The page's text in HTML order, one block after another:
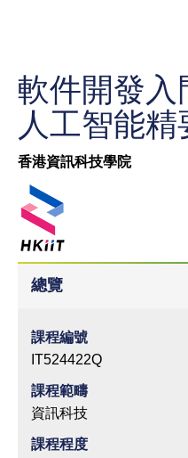
軟件開發入
人工智能精
香港資訊科技學院
總覽
課程編號
IT524422Q
課程範疇
資訊科技
課程程度